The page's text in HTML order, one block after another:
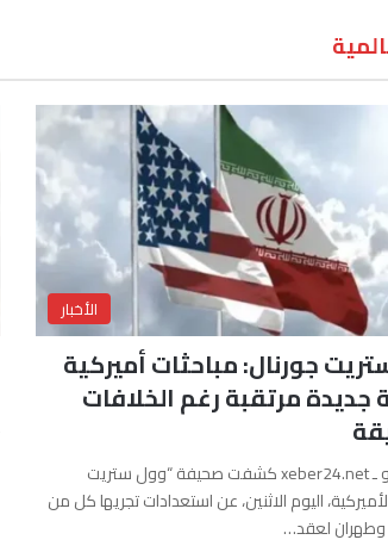
الأخبار
جورنال: مباحثات أميركية
جديدة مرتقبة رغم الخلافات
آفرين علو ـ xeber24.net كشفت صحيفة “وول ستريت
اليوم الاثنين، عن استعدادات تجريها كل من
لعقد…